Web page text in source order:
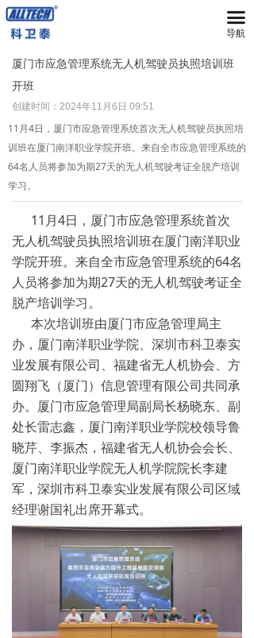
导航
끀
首页
넸多旋翼无人机
넸复合翼无人机
넸系留无人机平台
无人机反制平台
넸 无人机远程指挥管控平台
넸无人机集群技术
넸 地面站系统
无人机配套吊舱
넸航拍吊舱
넸测绘吊舱
넸 环保监测专用吊舱
넸 抛投发射吊舱
声光吊舱
通信视频中继吊舱
厦门市应急管理系统无人机驾驶员执照培训班
开班
创建时间： 2024年11月6日 09:51
11月4日，厦门市应急管理系统首次无人机驾驶员执照培
训班在厦门南洋职业学院开班。来自全市应急管理系统的
64名人员将参加为期27天的无人机驾驶考证全脱产培训
学习。
11月4日，厦门市应急管理系统首次
无人机驾驶员执照培训班在厦门南洋职业
学院开班。来自全市应急管理系统的64名
人员将参加为期27天的无人机驾驶考证全
脱产培训学习。
本次培训班由厦门市应急管理局主
办，厦门南洋职业学院、深圳市科卫泰实
业发展有限公司、福建省无人机协会、方
圆翔飞（厦门）信息管理有限公司共同承
办。厦门市应急管理局副局长杨晓东、副
处长雷志鑫，厦门南洋职业学院校领导鲁
晓芹、李振杰，福建省无人机协会会长、
厦门南洋职业学院无人机学院院长李建
军，深圳市科卫泰实业发展有限公司区域
经理谢国礼出席开幕式。